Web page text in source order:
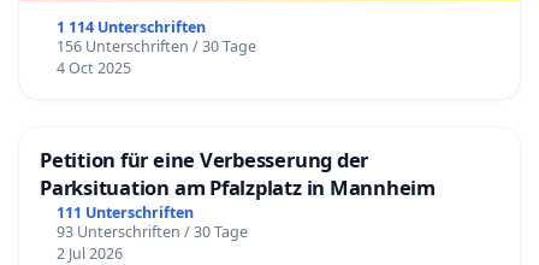
1 114 Unterschriften
156 Unterschriften / 30 Tage
4 Oct 2025
Petition für eine Verbesserung der
Parksituation am Pfalzplatz in Mannheim
111 Unterschriften
93 Unterschriften / 30 Tage
2 Jul 2026